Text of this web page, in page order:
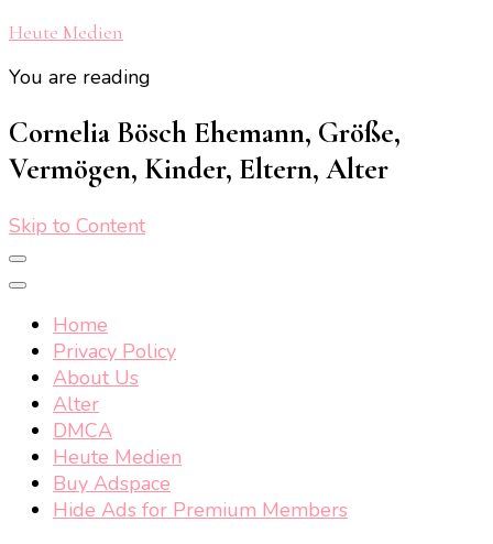
Heute Medien
You are reading
Cornelia Bösch Ehemann, Größe,
Vermögen, Kinder, Eltern, Alter
Skip to Content
Home
Privacy Policy
About Us
Alter
DMCA
Heute Medien
Buy Adspace
Hide Ads for Premium Members